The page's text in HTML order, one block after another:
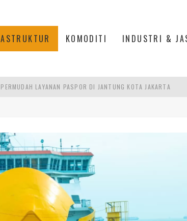
KOMODITI INDUSTRI &
KULINER LEGENDARIS DI PASAR BARU JAKARTA
MASA DEPAN INDONESIA
LAYANAN PASPOR DI JANTUNG KOTA JAKARTA